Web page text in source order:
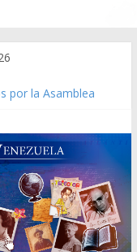
por la Asamblea
año CXXXIII Mes V,
Bor